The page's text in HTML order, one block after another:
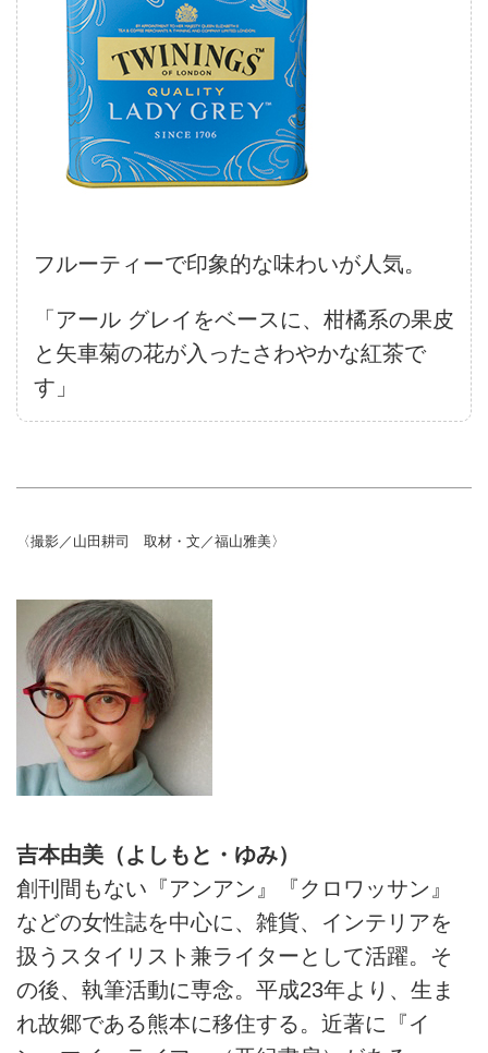
フルーティーで印象的な味わいが人気。
「アール グレイをベースに、柑橘系の果皮
と矢車菊の花が入ったさわやかな紅茶で
す」
〈撮影／山田耕司 取材・文／福山雅美〉
吉本由美（よしもと・ゆみ）
創刊間もない『アンアン』『クロワッサン』
などの女性誌を中心に、雑貨、インテリアを
扱うスタイリスト兼ライターとして活躍。そ
の後、執筆活動に専念。平成23年より、生ま
れ故郷である熊本に移住する。近著に『イ